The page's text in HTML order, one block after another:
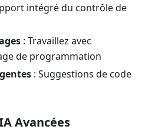
intégré du contrôle de
: Travaillez avec
de programmation
: Suggestions de code
Avancées